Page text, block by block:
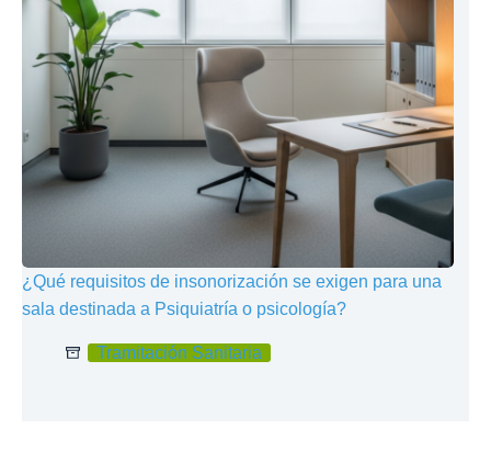
¿Qué requisitos de insonorización se exigen para una
sala destinada a Psiquiatría o psicología?
Tramitación Sanitaria